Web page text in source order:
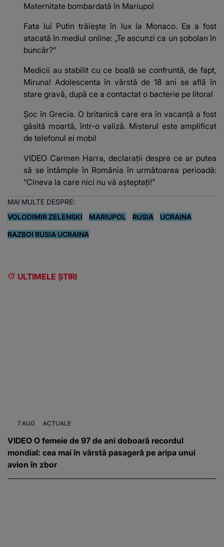
Maternitate bombardată în Mariupol
Fata lui Putin trăiește în lux la Monaco. Ea a fost
atacată în mediul online: „Te ascunzi ca un șobolan în
buncăr?”
Medicii au stabilit cu ce boală se confruntă, de fapt,
Miruna! Adolescenta în vârstă de 18 ani se află în
stare gravă, după ce a contactat o bacterie pe litoral
Șoc în Grecia. O britanică care era în vacanță a fost
găsită moartă, într-o valiză. Misterul este amplificat
de telefonul ei mobil
VIDEO Carmen Harra, declarații despre ce ar putea
să se întâmple în România în următoarea perioadă:
“Cineva la care nici nu vă așteptați!”
MAI MULTE DESPRE:
VOLODIMIR ZELENSKI
MARIUPOL RUSIA UCRAINA
RAZBOI RUSIA UCRAINA
ULTIMELE ȘTIRI
7 AUG ACTUALE
VIDEO O femeie de 97 de ani doboară recordul
mondial: cea mai în vârstă pasageră pe aripa unui
avion în zbor